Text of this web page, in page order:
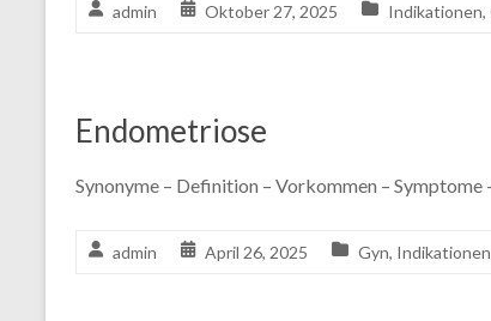
admin Oktober 27, 2025 Indikationen,
Endometriose
Synonyme – Definition – Vorkommen – Symptome
admin April 26, 2025 Gyn, Indikationen